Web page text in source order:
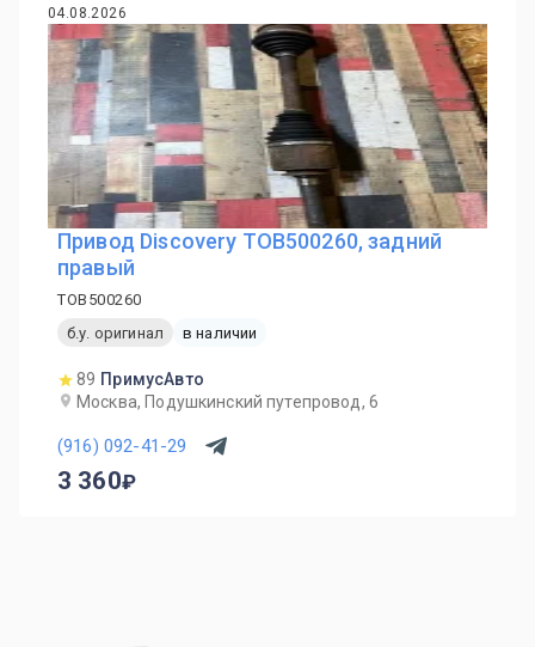
04.08.2026
Привод Discovery TOB500260, задний
правый
TOB500260
б.у. оригинал
в наличии
89 ПримусАвто
Москва, Подушкинский путепровод, 6
(916) 092-41-29
3 360